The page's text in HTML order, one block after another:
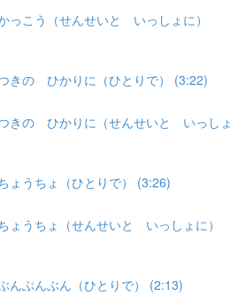
っこう（せんせいと いっしょに）
きの ひかりに（ひとりで） (3:22)
きの ひかりに（せんせいと いっしょ
ょうちょ（ひとりで） (3:26)
ょうちょ（せんせいと いっしょに）
んぶんぶん（ひとりで） (2:13)